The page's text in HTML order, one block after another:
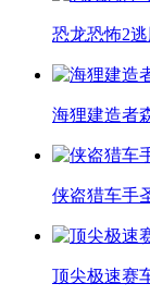
恐龙恐怖2
海狸建造者
侠盗猎车手
顶尖极速赛